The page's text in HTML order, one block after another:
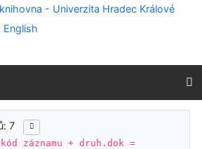
přístupnosti
English
7
záznamu + druh.dok =